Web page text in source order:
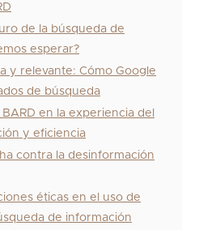
de la búsqueda de
esperar?
y relevante: Cómo Google
de búsqueda
en la experiencia del
y eficiencia
contra la desinformación
éticas en el uso de
de información